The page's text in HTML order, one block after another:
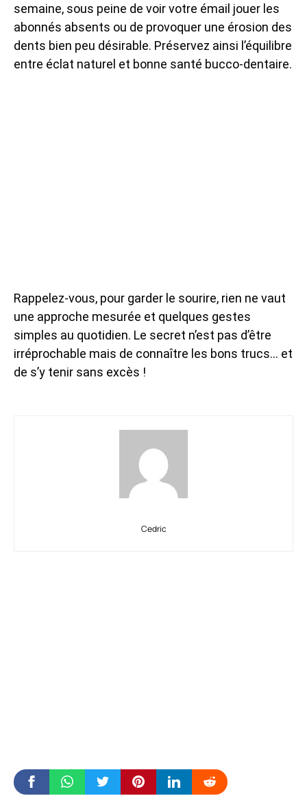
semaine, sous peine de voir votre émail jouer les
abonnés absents ou de provoquer une érosion des
dents bien peu désirable. Préservez ainsi l’équilibre
entre éclat naturel et bonne santé bucco-dentaire.
Rappelez-vous, pour garder le sourire, rien ne vaut
une approche mesurée et quelques gestes
simples au quotidien. Le secret n’est pas d’être
irréprochable mais de connaître les bons trucs… et
de s’y tenir sans excès !
Cedric